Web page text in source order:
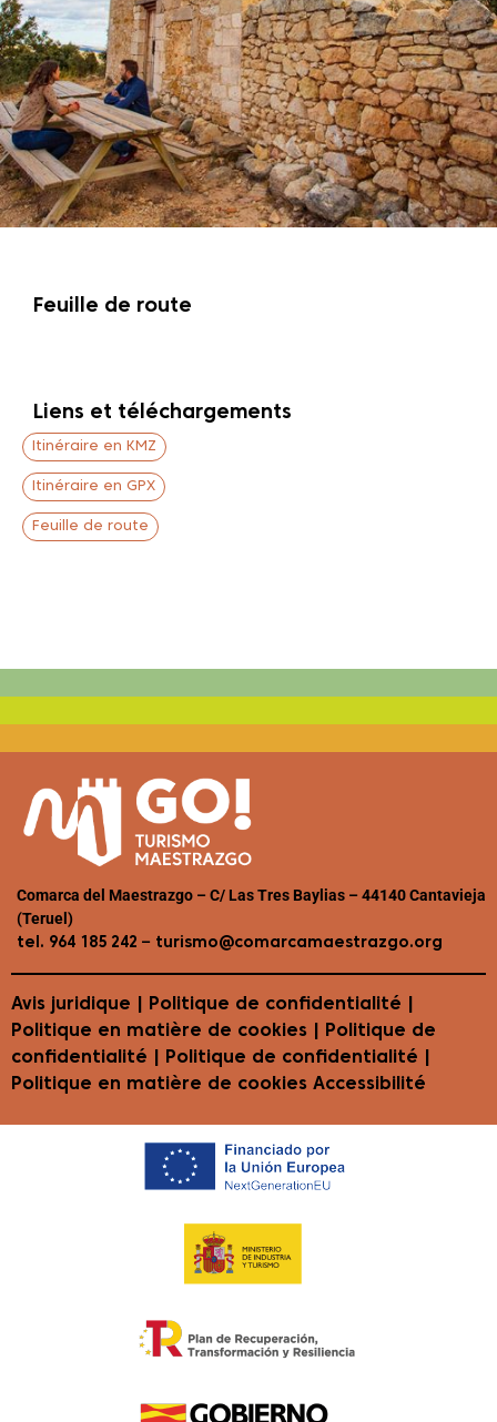
Feuille de route
Liens et téléchargements
Itinéraire en KMZ
Itinéraire en GPX
Feuille de route
Comarca del Maestrazgo – C/ Las Tres Baylias – 44140 Cantavieja
(Teruel)
tel. 964 185 242 – turismo@comarcamaestrazgo.org
Avis juridique Politique de confidentialité
Politique en matière de cookies | Politique de
confidentialité | Politique de confidentialité |
Politique en matière de cookies Accessibilité